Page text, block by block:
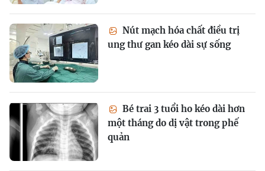
Nút mạch hóa chất điều trị
ung thư gan kéo dài sự sống
Bé trai 3 tuổi ho kéo dài hơn
một tháng do dị vật trong phế
quản